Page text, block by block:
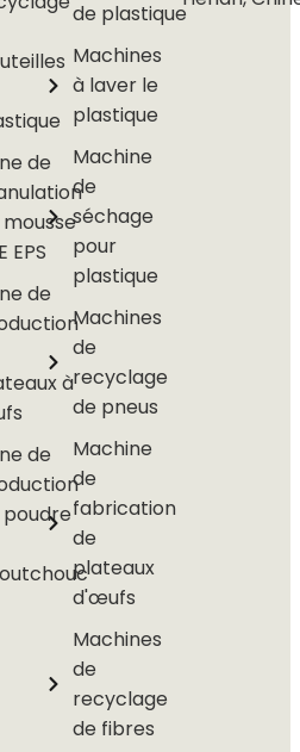
de
EPS
de
à
de
de plastique
Machines
à laver le
plastique
Machine
de
séchage
pour
plastique
Machines
de
recyclage
de pneus
Machine
de
fabrication
de
plateaux
d'œufs
Machines
de
recyclage
de fibres